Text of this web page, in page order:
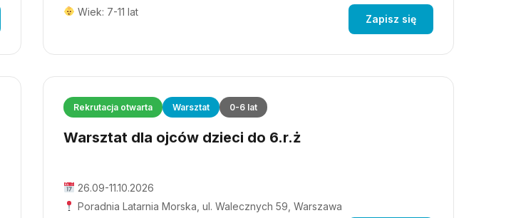
Wiek: 7-11 lat
Zapisz się
Rekrutacja otwarta Warsztat 0-6 lat
Warsztat dla ojców dzieci do 6.r.ż
26.09-11.10.2026
Poradnia Latarnia Morska, ul. Walecznych 59, Warszawa